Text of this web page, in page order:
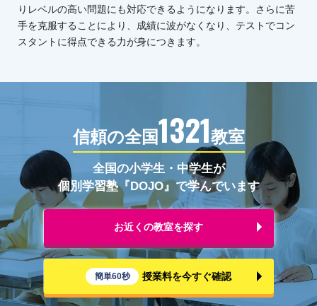
りレベルの高い問題にも対応できるようになります。さらに苦
手を克服することにより、成績に波がなくなり、テストでコン
スタントに得点できる力が身につきます。
信頼の全国1321教室
全国の小学生・中学生が
個別学習塾『DOJO』で学んでいます
お近くの教室を探す
簡単60秒 授業料を今すぐ確認